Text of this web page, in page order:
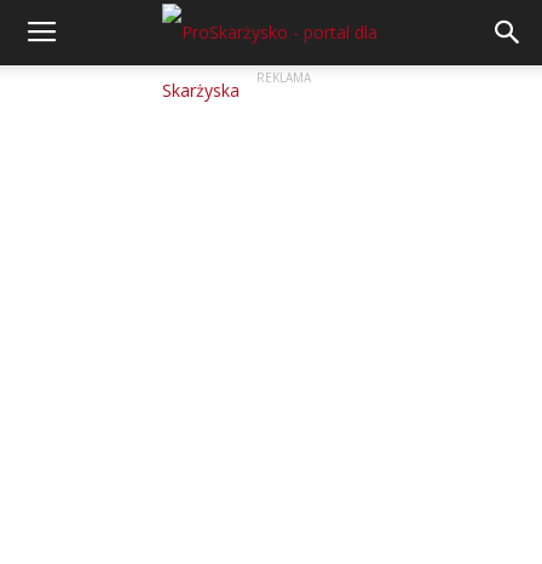
REKLAMA